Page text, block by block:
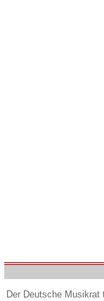
Der Deutsche Musikrat